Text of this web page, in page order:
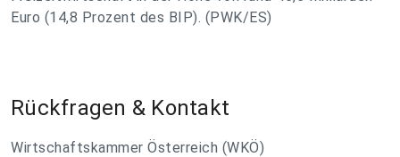
Euro (14,8 Prozent des BIP). (PWK/ES)
Rückfragen & Kontakt
Wirtschaftskammer Österreich (WKÖ)